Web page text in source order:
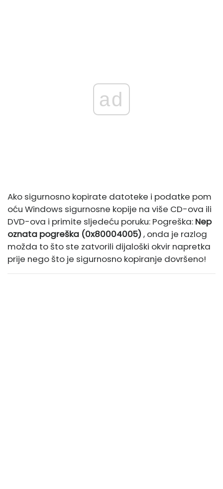
ad
Ako sigurnosno kopirate datoteke i podatke pom
oću Windows sigurnosne kopije na više CD-ova ili
DVD-ova i primite sljedeću poruku: Pogreška: Nep
oznata pogreška (0x80004005), onda je razlog
možda to što ste zatvorili dijaloški okvir napretka
prije nego što je sigurnosno kopiranje dovršeno!